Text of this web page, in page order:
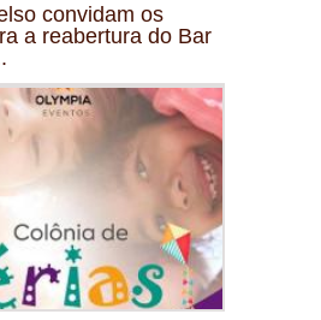
convidam os
a reabertura do Bar